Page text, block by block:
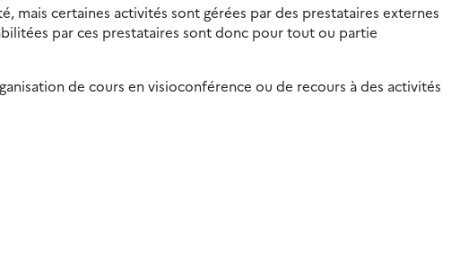
mais certaines activités sont gérées par des prestataires externes
par ces prestataires sont donc pour tout ou partie
de cours en visioconférence ou de recours à des activités